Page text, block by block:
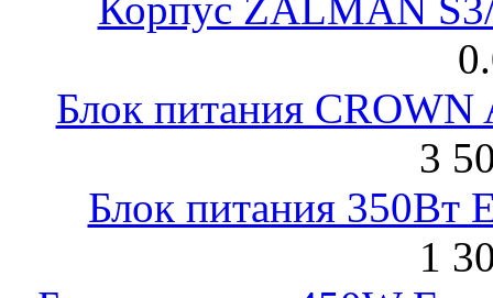
Блок питания
3
Блок питания 350Вт
1